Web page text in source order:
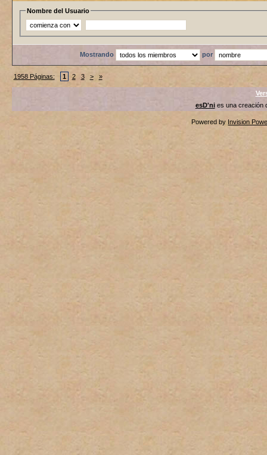
Nombre del Usuario
Mostrando por
1958 Páginas: 1 2 3 > »
esD'nies una creación
Powered by Invision